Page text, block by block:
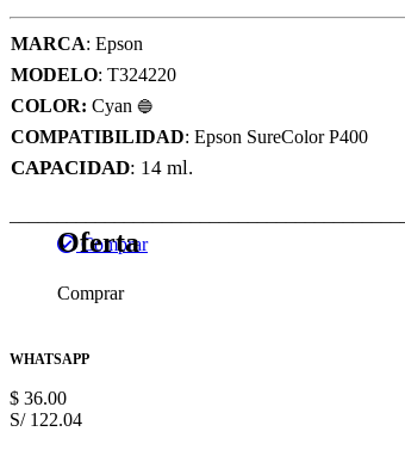
Comprar
Oferta
Comprar
MARCA: Epson
MODELO: T324220
COLOR: Cyan 🔵
COMPATIBILIDAD: Epson SureColor P400
CAPACIDAD: 14 ml.
WHATSAPP
$ 36.00
S/ 122.04